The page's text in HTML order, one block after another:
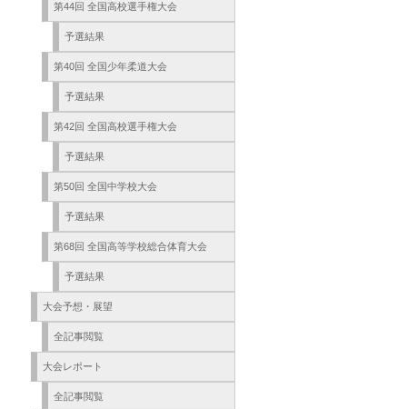
第44回 全国高校選手権大会
予選結果
第40回 全国少年柔道大会
予選結果
第42回 全国高校選手権大会
予選結果
第50回 全国中学校大会
予選結果
第68回 全国高等学校総合体育大会
予選結果
大会予想・展望
全記事閲覧
大会レポート
全記事閲覧